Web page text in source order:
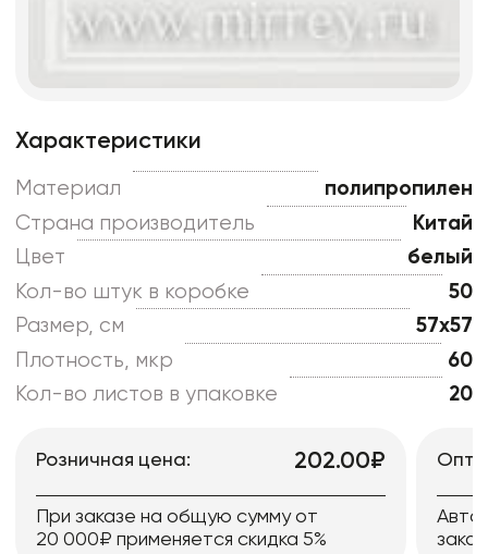
Характеристики
Материал
полипропилен
Страна производитель
Китай
Цвет
белый
Кол-во штук в коробке
50
Размер, см
57x57
Плотность, мкр
60
Кол-во листов в упаковке
20
Розничная цена: 202.00₽
При заказе на общую сумму от
20 000₽ применяется скидка 5%